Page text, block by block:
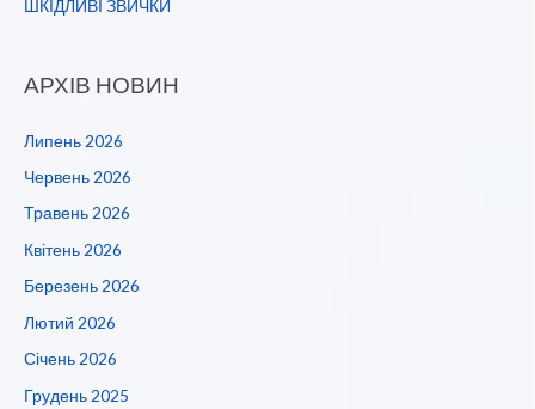
ШКІДЛИВІ ЗВИЧКИ
АРХІВ НОВИН
Липень 2026
Червень 2026
Травень 2026
Квітень 2026
Березень 2026
Лютий 2026
Січень 2026
Грудень 2025